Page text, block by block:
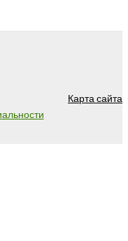
Карта сайта